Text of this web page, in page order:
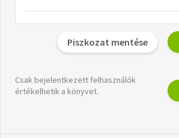
Piszkozat mentése
Csak bejelentkezett felhasználók
értékelhetik a könyvet.